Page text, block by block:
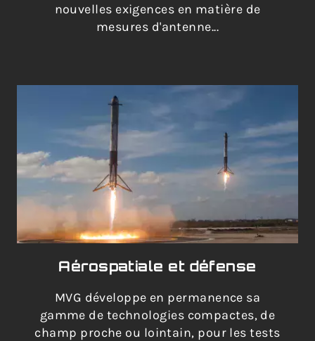
nouvelles exigences en matière de
mesures d'antenne...
Aérospatiale et défense
MVG développe en permanence sa
gamme de technologies compactes, de
champ proche ou lointain, pour les tests